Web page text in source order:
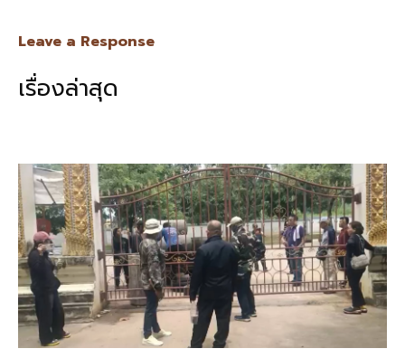
k
Leave a Response
เรื่องล่าสุด